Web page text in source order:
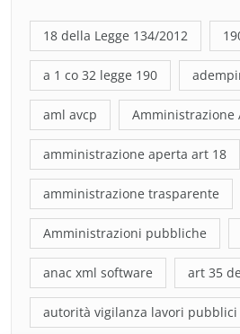
18 della Legge 134/2012
a 1 co 32 legge 190
aml avcp Amministrazione
amministrazione aperta art 18
amministrazione trasparente
Amministrazioni pubbliche
anac xml software art 35
autorità vigilanza lavori pubblici